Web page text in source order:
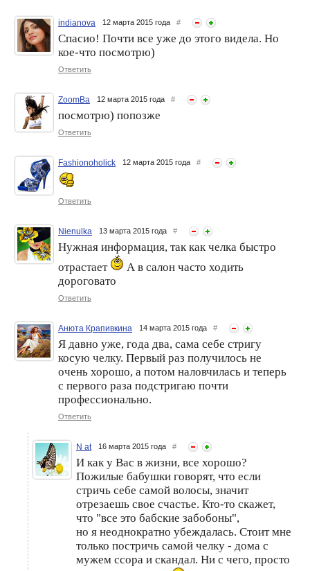
Как быть с челкой летом?
В моде – чёлки! Какая
чёлка вам нужна?
Как отрастить челку, без
indianova 12 марта 2015 года #
Спасио! Почти все уже до этого видела. Но
кое-что посмотрю)
Ответить
ZoomBa 12 марта 2015 года #
посмотрю) попозже
Ответить
Fashionoholick 12 марта 2015 года #
Ответить
Nienulka 13 марта 2015 года #
Нужная информация, так как челка быстро
отрастает
А в салон часто ходить
дороговато
Ответить
Анюта Крапивкина 14 марта 2015 года #
Я давно уже, года два, сама себе стригу
косую челку. Первый раз получилось не
очень хорошо, а потом наловчилась и теперь
с первого раза подстригаю почти
профессионально.
Ответить
N at 16 марта 2015 года #
И как у Вас в жизни, все хорошо?
Пожилые бабушки говорят, что если
стричь себе самой волосы, значит
отрезаешь свое счастье. Кто-то скажет,
что "все это бабские забобоны",
но я неоднократно убеждалась. Стоит мне
только постричь самой челку - дома с
мужем ссора и скандал. Ни с чего, просто